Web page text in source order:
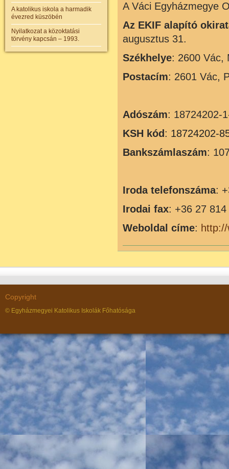
A katolikus iskola a harmadik
évezred küszöbén
Nyilatkozat a közoktatási
törvény kapcsán – 1993.
A Váci Egyházmegye
Az EKIF alapító
augusztus 31.
Székhelye: 2600 Vác,
Postacím: 2601 Vác,
Adószám: 18724202-
KSH kód : 18724202-
Bankszámlaszám:
Iroda telefonszáma:
Irodai fax: +36 27 814
Weboldal címe:
Copyright
© Egyházmegyei Katolikus Iskolák Főhatósága